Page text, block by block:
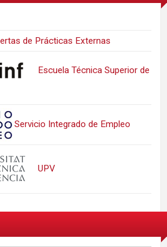
de Prácticas Externas
Escuela Técnica Superior de
Servicio Integrado de Empleo
UPV